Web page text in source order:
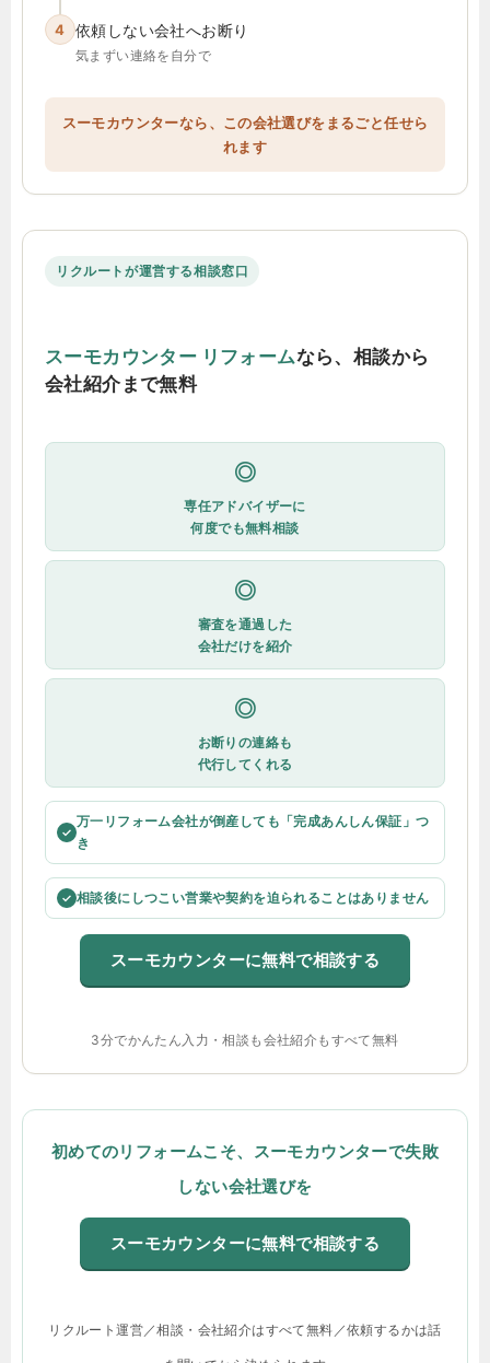
4 依頼しない会社へお断り
気まずい連絡を自分で
スーモカウンターなら、この会社選びをまるごと任せら
れます
リクルートが運営する相談窓口
スーモカウンター リフォームなら、相談から
会社紹介まで無料
◎
専任アドバイザーに
何度でも無料相談
◎
審査を通過した
会社だけを紹介
◎
お断りの連絡も
代行してくれる
✓
万一リフォーム会社が倒産しても「完成あんしん保証」つ
き
✓ 相談後にしつこい営業や契約を迫られることはありません
スーモカウンターに無料で相談する
3分でかんたん入力・相談も会社紹介もすべて無料
初めてのリフォームこそ、スーモカウンターで失敗
しない会社選びを
スーモカウンターに無料で相談する
リクルート運営／相談・会社紹介はすべて無料／依頼するかは話